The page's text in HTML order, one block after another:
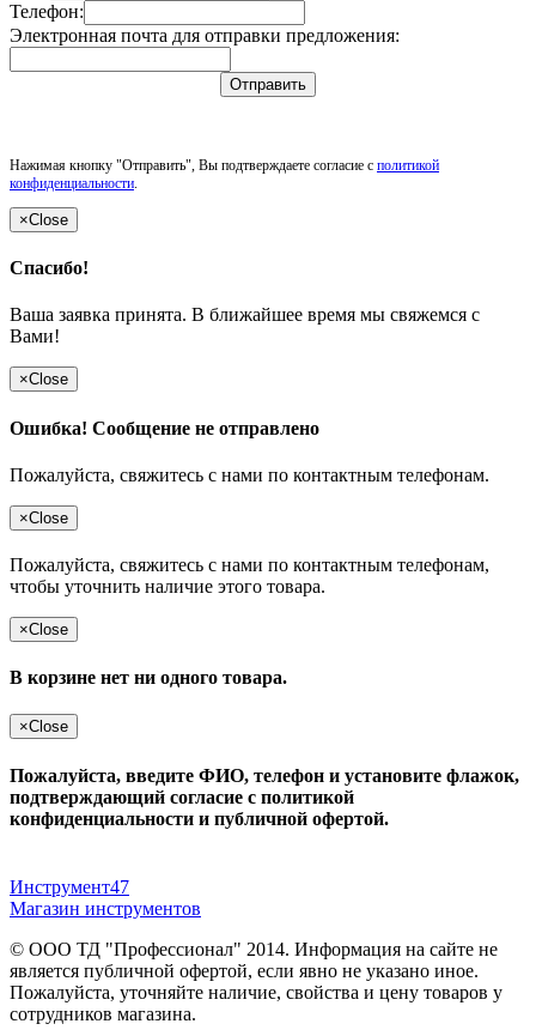
Телефон:
Электронная почта для отправки предложения:
Отправить
Нажимая кнопку "Отправить", Вы подтверждаете согласие с политикой
конфиденциальности.
×Close
Спасибо!
Ваша заявка принята. В ближайшее время мы свяжемся с
Вами!
×Close
Ошибка! Сообщение не отправлено
Пожалуйста, свяжитесь с нами по контактным телефонам.
×Close
Пожалуйста, свяжитесь с нами по контактным телефонам,
чтобы уточнить наличие этого товара.
×Close
В корзине нет ни одного товара.
×Close
Пожалуйста, введите ФИО, телефон и установите флажок,
подтверждающий согласие с политикой
конфиденциальности и публичной офертой.
Инструмент47
Магазин инструментов
© ООО ТД "Профессионал" 2014. Информация на сайте не
является публичной офертой, если явно не указано иное.
Пожалуйста, уточняйте наличие, свойства и цену товаров у
сотрудников магазина.